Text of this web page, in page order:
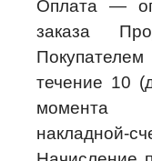
Оплата —
заказа
течение 10
момента
накладной-